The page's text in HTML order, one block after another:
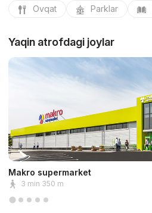
Ovqat Parklar
Yaqin atrofdagi joylar
Makro supermarket
3 min 350 m